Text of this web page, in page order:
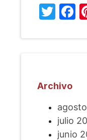
Archivo
julio
junio